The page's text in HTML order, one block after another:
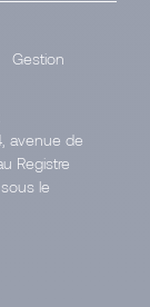
Gestion
avenue de
Registre
le